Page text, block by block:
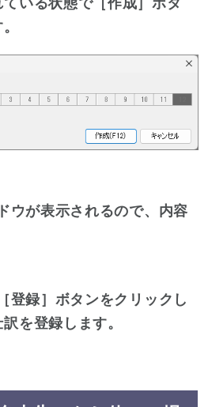
ウが表示されるので、内容
登録］ボタンをクリックし
を登録します。